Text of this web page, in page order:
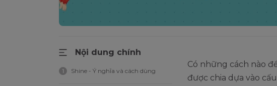
Nội dung chính
1 Shine - Ý nghĩa và cách dùng
Có những cách nào
được chia dựa vào